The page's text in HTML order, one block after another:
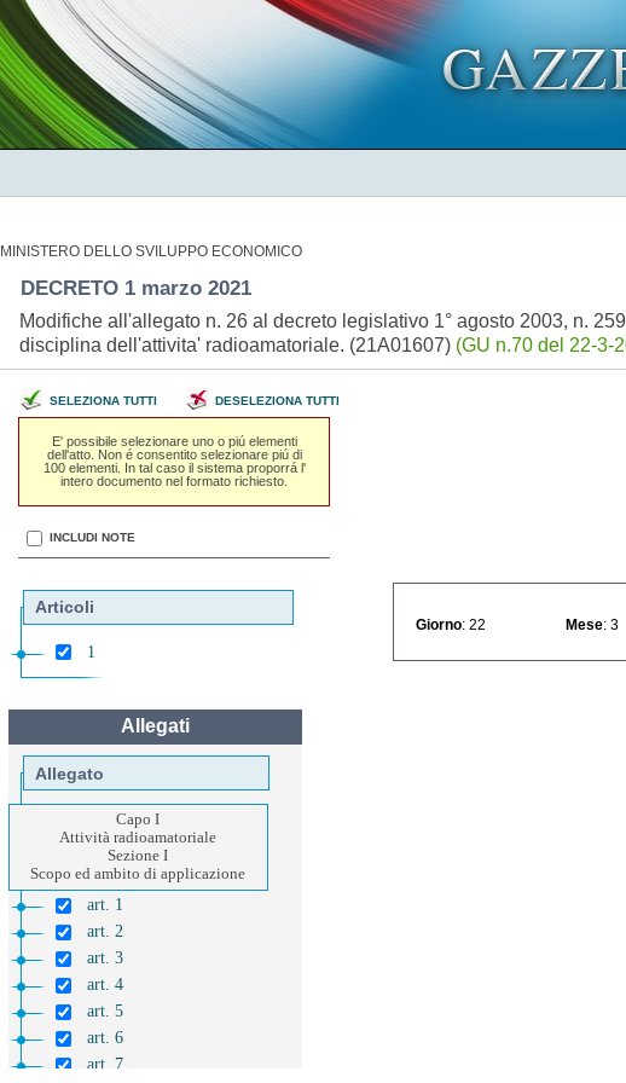
MINISTERO DELLO SVILUPPO ECONOMICO
DECRETO 1 marzo 2021
Modifiche all'allegato n. 26 al decreto legislativo 1° agosto 2003, n.
disciplina dell'attivita' radioamatoriale. (21A01607) (GU n.70 del 22-3-
SELEZIONA TUTTI DESELEZIONA TUTTI
E' possibile selezionare uno o piú elementi
dell'atto. Non é consentito selezionare piú di
100 elementi. In tal caso il sistema proporrá l'
intero documento nel formato richiesto.
INCLUDI NOTE
Articoli
1
Allegati
Allegato
Capo I
Attività radioamatoriale
Sezione I
Scopo ed ambito di applicazione
art. 1
art. 2
art. 3
art. 4
art. 5
art. 6
art. 7
Giorno : 22 Mese : 3